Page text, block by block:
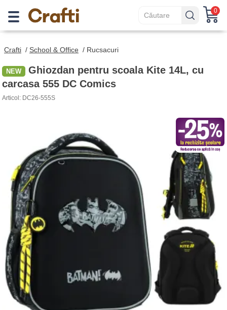
0
Crafti / School & Office / Rucsacuri
Ghiozdan pentru scoala Kite 14L, cu
carcasa 555 DC Comics
Articol: DC26-555S